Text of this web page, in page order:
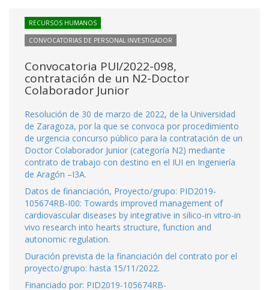
RECURSOS HUMANOS
CONVOCATORIAS DE PERSONAL INVESTIGADOR
Convocatoria PUI/2022-098,
contratación de un N2-Doctor
Colaborador Junior
Resolución de 30 de marzo de 2022, de la Universidad
de Zaragoza, por la que se convoca por procedimiento
de urgencia concurso público para la contratación de un
Doctor Colaborador Junior (categoría N2) mediante
contrato de trabajo con destino en el IUI en Ingeniería
de Aragón –I3A.
Datos de financiación, Proyecto/grupo: PID2019-
105674RB-I00: Towards improved management of
cardiovascular diseases by integrative in silico-in vitro-in
vivo research into hearts structure, function and
autonomic regulation.
Duración prevista de la financiación del contrato por el
proyecto/grupo: hasta 15/11/2022.
Financiado por: PID2019-105674RB-